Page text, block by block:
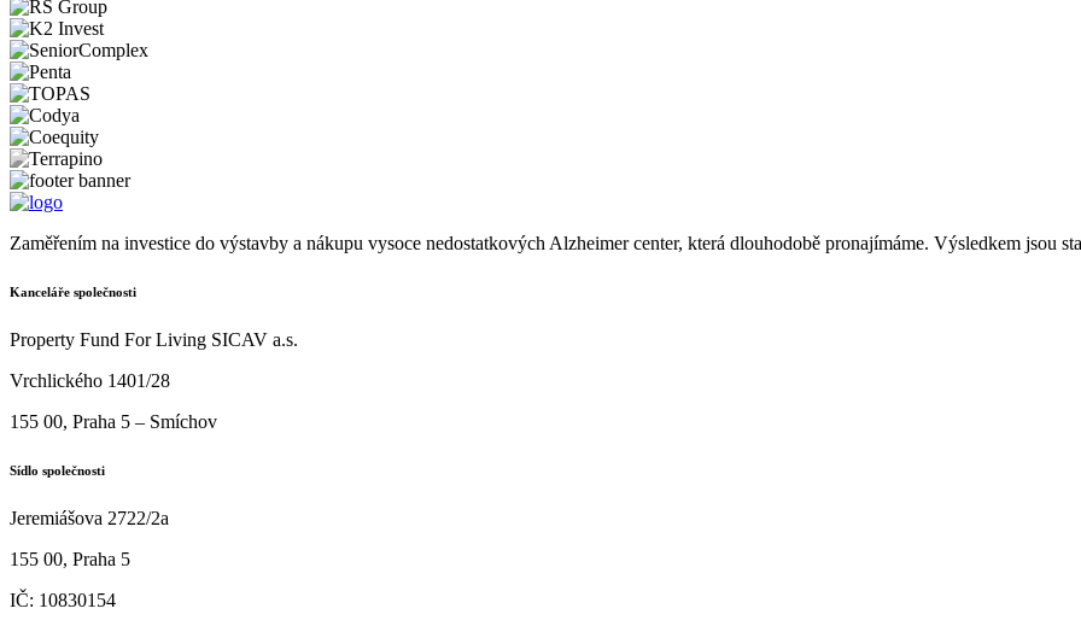
Zaměřením na investice do výstavby a nákupu vysoce nedostatkových Alzheimer center, která dlouhodobě pronajímáme. Výsledkem jsou
Kanceláře společnosti
Property Fund For Living SICAV a.s.
Vrchlického 1401/28
155 00, Praha 5 – Smíchov
Sídlo společnosti
Jeremiášova 2722/2a
155 00, Praha 5
IČ: 10830154